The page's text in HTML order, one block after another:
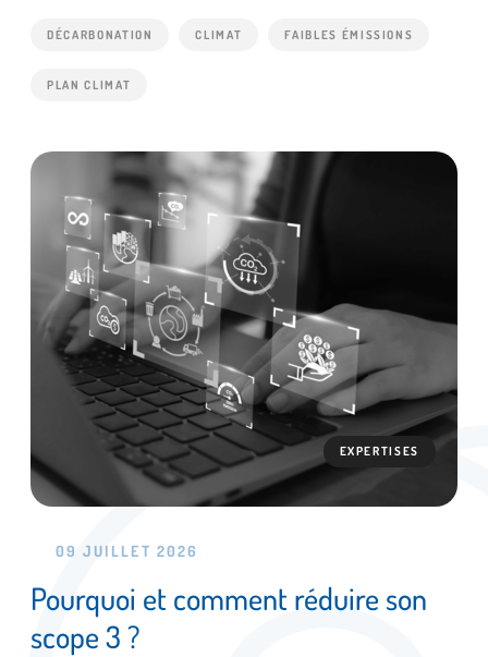
DÉCARBONATION CLIMAT FAIBLES ÉMISSIONS
PLAN CLIMAT
EXPERTISES
09 JUILLET 2026
Pourquoi et comment réduire son
scope 3 ?